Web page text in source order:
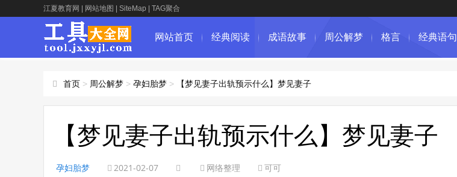
江夏教育网 网站地图 SiteMap TAG聚合
网站首页 经典阅读 成语故事 周公解梦 格言 经典语句
首页 > 周公解梦 > 孕妇胎梦 > 【梦见妻子出轨预示什么】梦见妻子
【梦见妻子出轨预示什么】梦见妻子
孕妇胎梦 2021-02-07 网络整理 可可